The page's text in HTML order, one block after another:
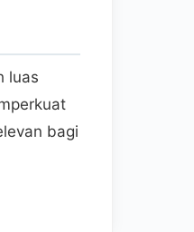
luas
bagi